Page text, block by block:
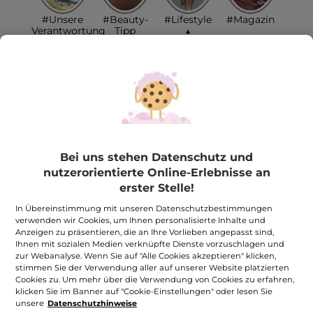
#Unsere
Verantwortung
#Beauty-
Tipp
#Lifestyle
▲
#Magazin
Aktuelles
Bei uns stehen Datenschutz und
nutzerorientierte Online-Erlebnisse an
erster Stelle!
In Übereinstimmung mit unseren Datenschutzbestimmungen
verwenden wir Cookies, um Ihnen personalisierte Inhalte und
Anzeigen zu präsentieren, die an Ihre Vorlieben angepasst sind,
Ihnen mit sozialen Medien verknüpfte Dienste vorzuschlagen und
zur Webanalyse. Wenn Sie auf "Alle Cookies akzeptieren" klicken,
stimmen Sie der Verwendung aller auf unserer Website platzierten
Cookies zu. Um mehr über die Verwendung von Cookies zu erfahren,
klicken Sie im Banner auf "Cookie-Einstellungen" oder lesen Sie
unsere Datenschutzhinweise